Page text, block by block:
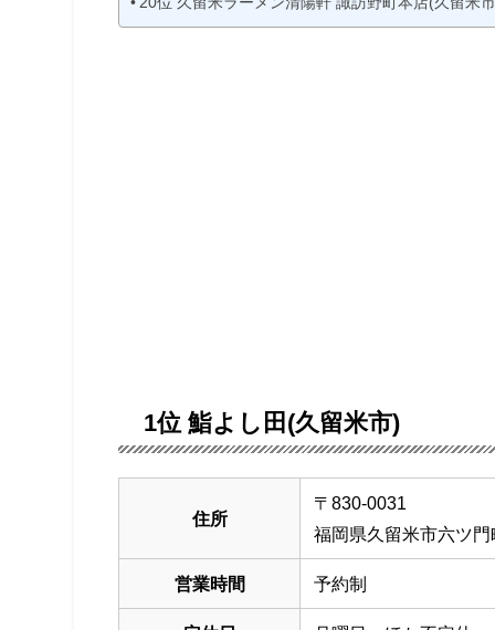
1位 鮨よし田(久留米市)
住所
〒830-0031
福岡県久留米市六ツ門
営業時間 予約制